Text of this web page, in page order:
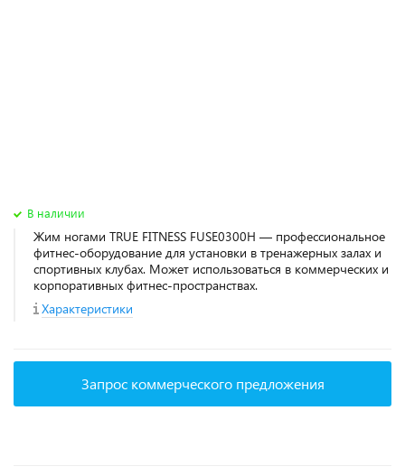
В наличии
Жим ногами TRUE FITNESS FUSE0300H — профессиональное
фитнес‑оборудование для установки в тренажерных залах и
спортивных клубах. Может использоваться в коммерческих и
корпоративных фитнес‑пространствах.
Характеристики
Запрос коммерческого предложения